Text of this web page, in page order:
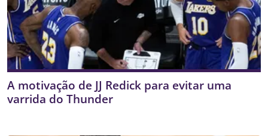
A motivação de JJ Redick para evitar uma
varrida do Thunder